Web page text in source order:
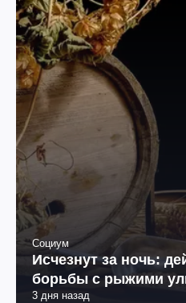
Социум
Исчезнут за ночь:
борьбы с рыжими
3 дня назад